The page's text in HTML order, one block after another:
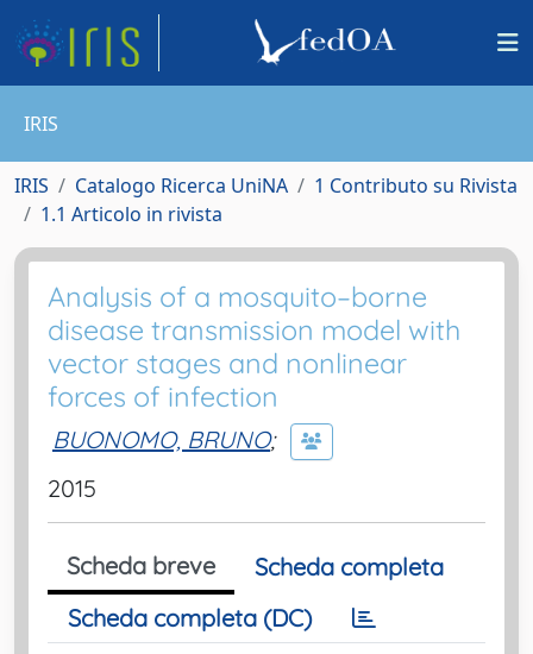
IRIS
IRIS Catalogo Ricerca UniNA
1 Contributo su Rivista
1.1 Articolo in rivista
Analysis of a mosquito–borne
disease transmission model with
vector stages and nonlinear
forces of infection
BUONOMO, BRUNO;
2015
Scheda breve
Scheda completa
Scheda completa (DC)